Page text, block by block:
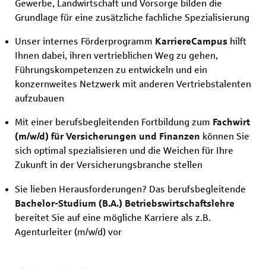
Gewerbe, Landwirtschaft und Vorsorge bilden die
Grundlage für eine zusätzliche fachliche Spezialisierung
Unser internes Förderprogramm KarriereCampus hilft
Ihnen dabei, ihren vertrieblichen Weg zu gehen,
Führungskompetenzen zu entwickeln und ein
konzernweites Netzwerk mit anderen Vertriebstalenten
aufzubauen
Mit einer berufsbegleitenden Fortbildung zum Fachwirt
(m/w/d) für Versicherungen und Finanzen können Sie
sich optimal spezialisieren und die Weichen für Ihre
Zukunft in der Versicherungsbranche stellen
Sie lieben Herausforderungen? Das berufsbegleitende
Bachelor-Studium (B.A.) Betriebswirtschaftslehre
bereitet Sie auf eine mögliche Karriere als z.B.
Agenturleiter (m/w/d) vor